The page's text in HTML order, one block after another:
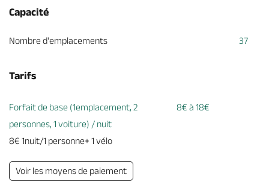
Capacité
Nombre d'emplacements 37
Tarifs
Forfait de base (1emplacement, 2
personnes, 1 voiture) / nuit
8€ à 18€
8€ 1nuit/1 personne+ 1 vélo
Voir les moyens de paiement